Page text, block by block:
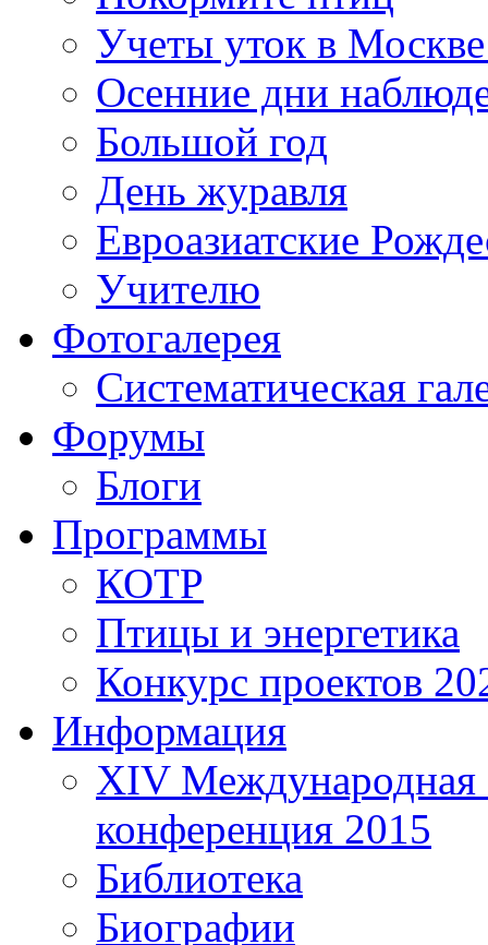
Учеты уток в
Осенние дни
Большой год
День журавля
Евроазиатские
Учителю
Фотогалерея
Систематическая
Форумы
Блоги
Программы
КОТР
Птицы и энергетика
Конкурс проектов
Информация
XIV Международная
конференция 2015
Библиотека
Биографии